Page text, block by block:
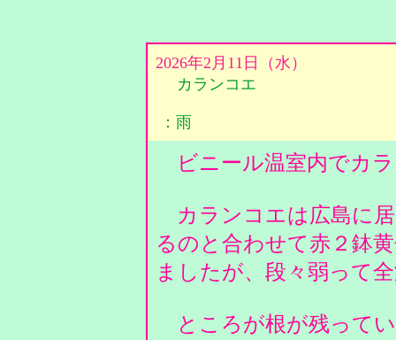
2026年2月11日（水）
カランコエ
：雨
ビニール温室内でカ
カランコエは広島に
るのと合わせて赤２鉢
ましたが、段々弱って
ところが根が残って